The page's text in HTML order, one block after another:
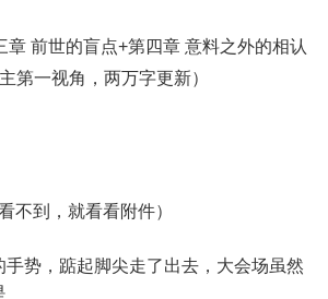
不到，就看看附件）
势，踮起脚尖走了出去，大会场虽然